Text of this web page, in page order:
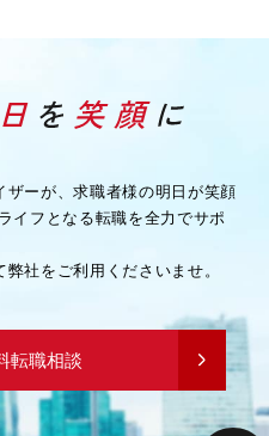
ーが、求職者様の明日が笑顔
イフとなる転職を全力でサポ
社をご利用くださいませ。
転職相談